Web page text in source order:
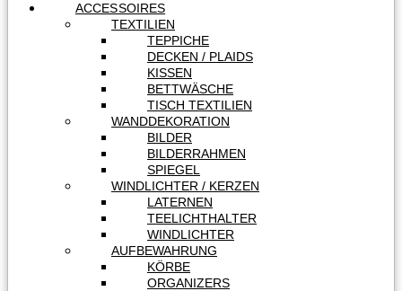
ACCESSOIRES
TEXTILIEN
TEPPICHE
DECKEN / PLAIDS
KISSEN
BETTWÄSCHE
TISCH TEXTILIEN
WANDDEKORATION
BILDER
BILDERRAHMEN
SPIEGEL
WINDLICHTER / KERZEN
LATERNEN
TEELICHTHALTER
WINDLICHTER
AUFBEWAHRUNG
KÖRBE
ORGANIZERS